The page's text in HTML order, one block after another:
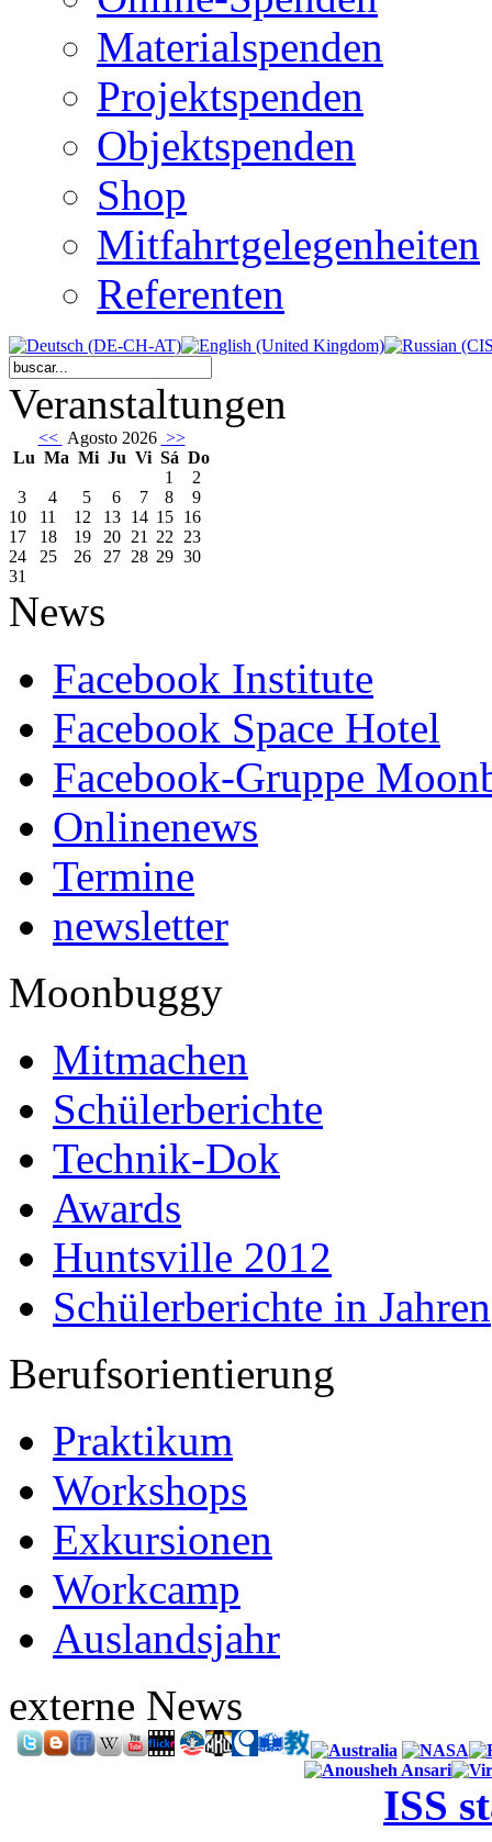
Materialspenden
Projektspenden
Objektspenden
Shop
Mitfahrtgelegenheiten
Referenten
Veranstaltungen
<< Agosto 2026 >>
Lu Ma Mi Ju Vi Sá Do
1
2
3
4 5 6 7 8
9
10
11 12 13 14 15 16
17
18 19 20 21 22 23
24
25 26 27 28 29 30
31
News
Facebook Institute
Facebook Space Hotel
Facebook-Gruppe
Onlinenews
Termine
newsletter
Moonbuggy
Mitmachen
Schülerberichte
Technik-Dok
Awards
Huntsville 2012
Schülerberichte in Jahren
Berufsorientierung
Praktikum
Workshops
Exkursionen
Workcamp
Auslandsjahr
externe News
ISS